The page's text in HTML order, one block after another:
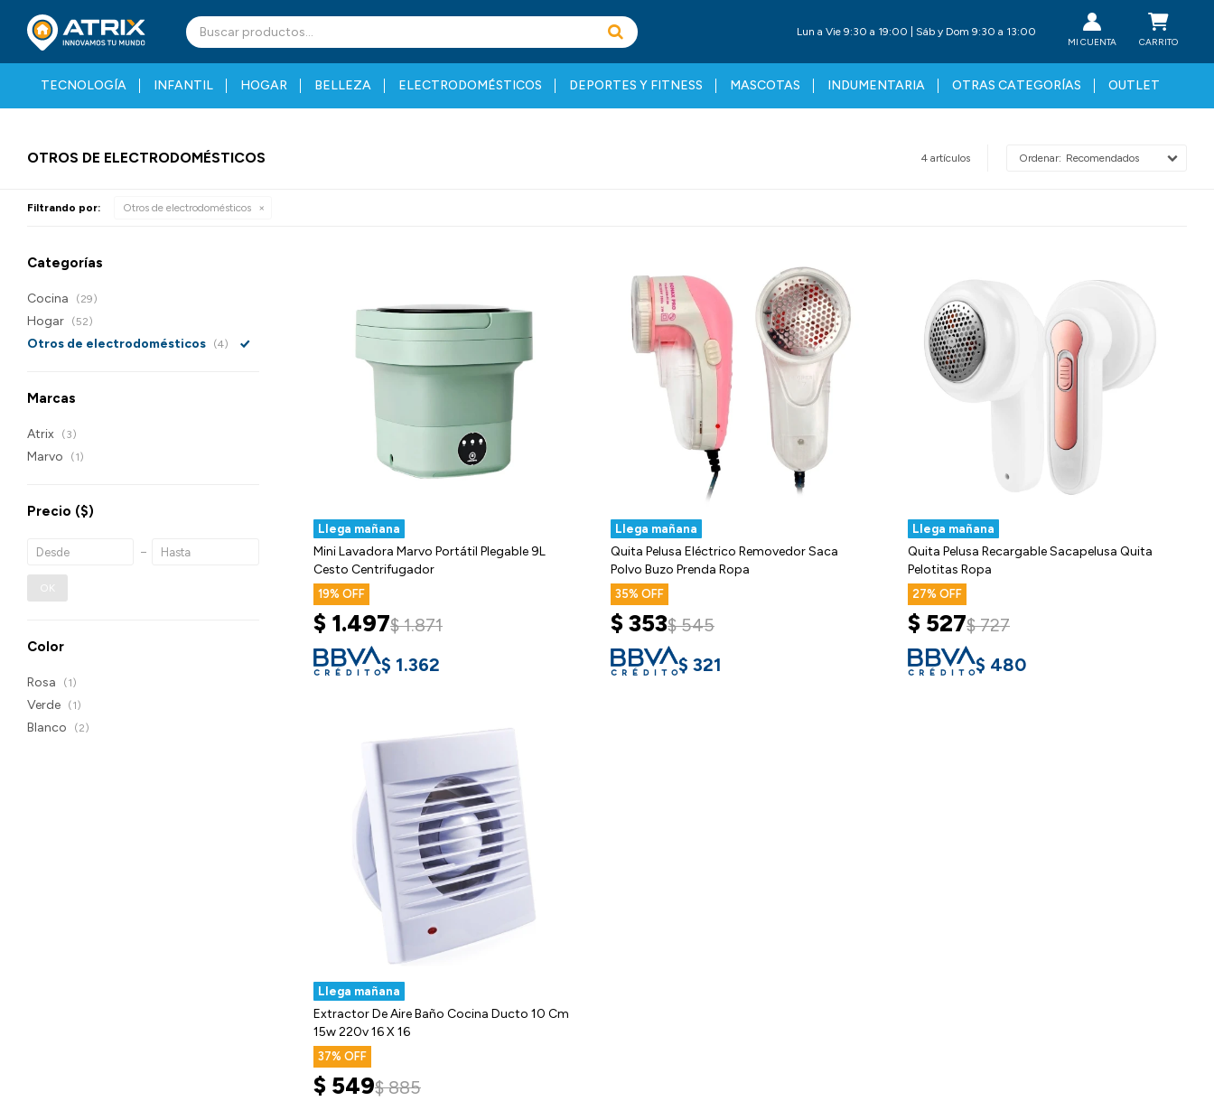
TECNOLOGÍA INFANTIL HOGAR BELLEZA ELECTRODOMÉSTICOS DEPORTES Y FITNESS MASCOTAS INDUMENTARIA OTRAS CATEGORÍAS OUTLET
Lun a Vie 9:30 a 19:00 | Sáb y Dom 9:30 a 13:00
OTROS DE ELECTRODOMÉSTICOS 4 artículos Recomendados
Filtrando por: Otros de electrodomésticos
Llega mañana
Mini Lavadora Marvo Portátil Plegable 9L
Cesto Centrifugador
19
$ 1.497$ 1.871
$ 1.362
Llega mañana
Quita Pelusa Eléctrico Removedor Saca
Polvo Buzo Prenda Ropa
35
$353$ 545
$ 321
Llega mañana
Quita Pelusa Recargable Sacapelusa Quita
Pelotitas Ropa
27
$ 527$ 727
$ 480
Llega mañana
Extractor De Aire Baño Cocina Ducto 10 Cm
15w 220v 16 X 16
37
$ 549$ 885
Categorías
Cocina (29)
Hogar (52)
Otros de electrodomésticos (4)
Marcas
Atrix (3)
Marvo (1)
Precio ($)
OK
Color
Rosa (1)
Verde (1)
Blanco (2)